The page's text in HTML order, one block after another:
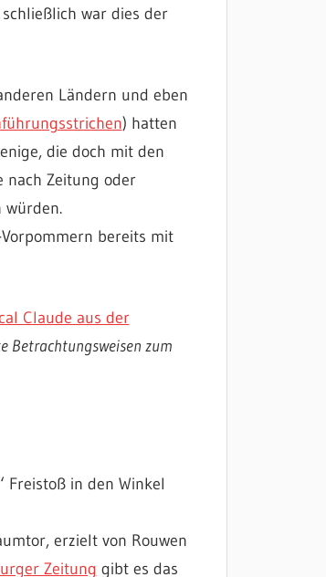
war dies der
Ländern und eben
) hatten
die doch mit den
nach Zeitung oder
würden.
bereits mit
Claude aus der
Betrachtungsweisen zum
in den Winkel
erzielt von Rouwen
Zeitung gibt es das